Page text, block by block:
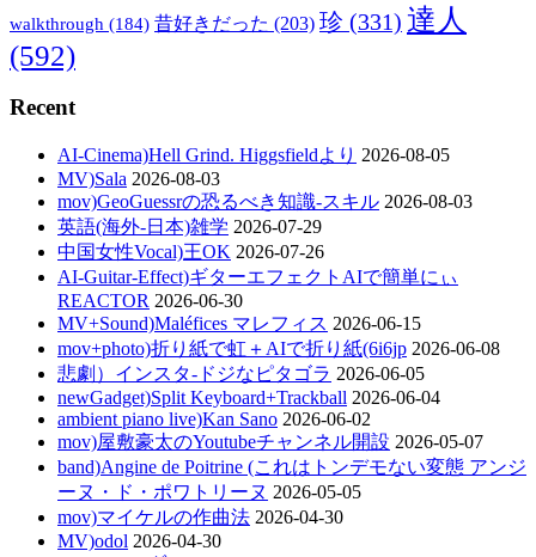
walkthrough (184) 昔好きだった (203) 珍 (331) 達人
(592)
Recent
AI-Cinema)Hell Grind. Higgsfieldより 2026-08-05
MV)Sala 2026-08-03
mov)GeoGuessrの恐るべき知識-スキル 2026-08-03
英語(海外-日本)雑学 2026-07-29
中国女性Vocal)王OK 2026-07-26
AI-Guitar-Effect)ギターエフェクトAIで簡単にぃ
REACTOR 2026-06-30
MV+Sound)Maléfices マレフィス 2026-06-15
mov+photo)折り紙で虹＋AIで折り紙(6i6jp 2026-06-08
悲劇）インスタ-ドジなピタゴラ 2026-06-05
newGadget)Split Keyboard+Trackball 2026-06-04
ambient piano live)Kan Sano 2026-06-02
mov)屋敷豪太のYoutubeチャンネル開設 2026-05-07
band)Angine de Poitrine (これはトンデモない変態 アンジ
ーヌ・ド・ポワトリーヌ 2026-05-05
mov)マイケルの作曲法 2026-04-30
MV)odol 2026-04-30